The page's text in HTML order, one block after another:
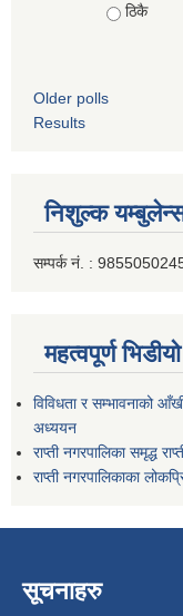
ठिकै
Older polls
Results
निशुल्क
सम्पर्क नं. :
महत्वपूर्ण
विविधता र सम्भावनाको
अध्ययन
राप्ती नगरपालिका समृद्ध
राप्ती नगरपालिकाका
सूचनाहरु